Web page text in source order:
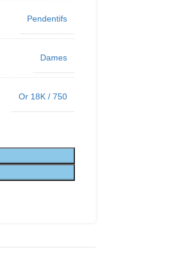
Pendentifs
Dames
Or 18K / 750